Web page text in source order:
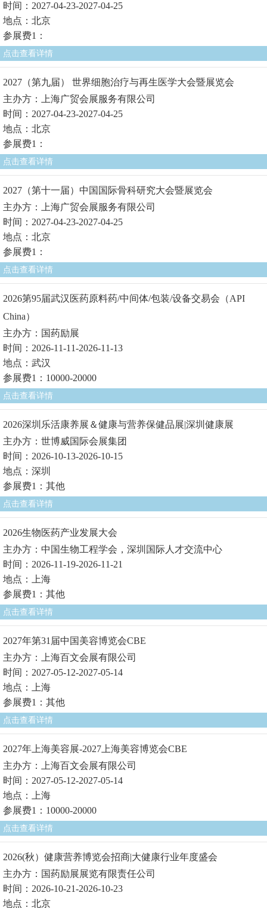
时间：2027-04-23-2027-04-25
地点：北京
参展费1：
点击查看详情
2027（第九届） 世界细胞治疗与再生医学大会暨展览会
主办方：上海广贸会展服务有限公司
时间：2027-04-23-2027-04-25
地点：北京
参展费1：
点击查看详情
2027（第十一届）中国国际骨科研究大会暨展览会
主办方：上海广贸会展服务有限公司
时间：2027-04-23-2027-04-25
地点：北京
参展费1：
点击查看详情
2026第95届武汉医药原料药/中间体/包装/设备交易会（API
China）
主办方：国药励展
时间：2026-11-11-2026-11-13
地点：武汉
参展费1：10000-20000
点击查看详情
2026深圳乐活康养展＆健康与营养保健品展|深圳健康展
主办方：世博威国际会展集团
时间：2026-10-13-2026-10-15
地点：深圳
参展费1：其他
点击查看详情
2026生物医药产业发展大会
主办方：中国生物工程学会，深圳国际人才交流中心
时间：2026-11-19-2026-11-21
地点：上海
参展费1：其他
点击查看详情
2027年第31届中国美容博览会CBE
主办方：上海百文会展有限公司
时间：2027-05-12-2027-05-14
地点：上海
参展费1：其他
点击查看详情
2027年上海美容展-2027上海美容博览会CBE
主办方：上海百文会展有限公司
时间：2027-05-12-2027-05-14
地点：上海
参展费1：10000-20000
点击查看详情
2026(秋）健康营养博览会招商|大健康行业年度盛会
主办方：国药励展展览有限责任公司
时间：2026-10-21-2026-10-23
地点：北京